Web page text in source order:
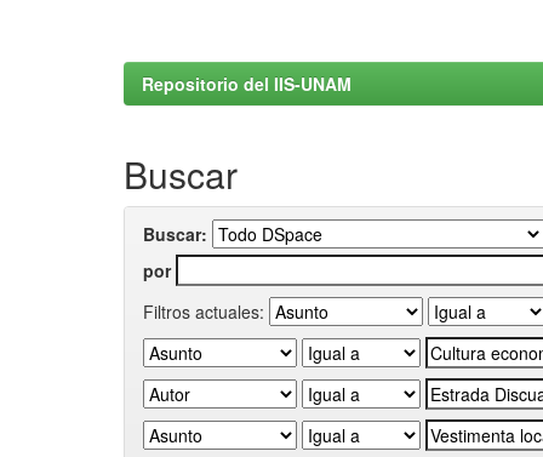
Repositorio del IIS-UNAM
Buscar
Buscar:
por
Filtros actuales: